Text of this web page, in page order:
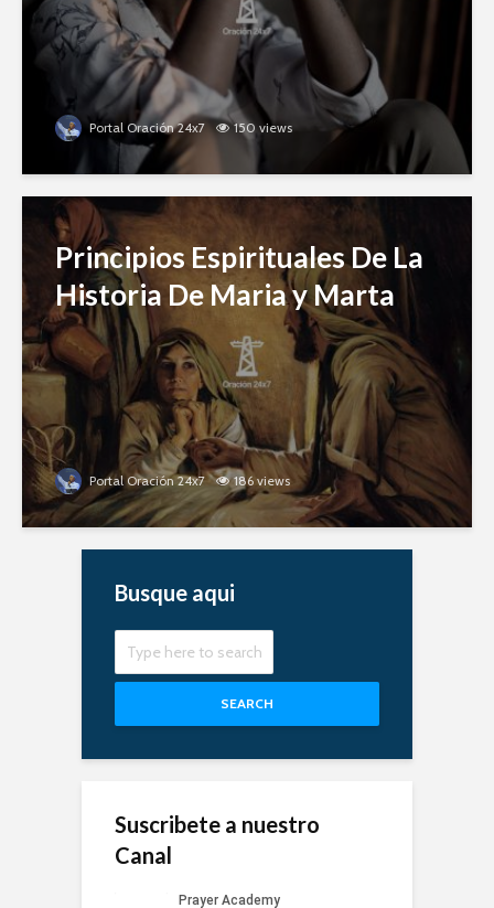
Portal Oración 24x7 150 views
Principios Espirituales De La
Historia De Maria y Marta
Portal Oración 24x7 186 views
Busque aqui
SEARCH
Suscribete a nuestro
Canal